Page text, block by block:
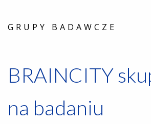
GRUPY BADAWCZE
BRAINCITY
na badaniu